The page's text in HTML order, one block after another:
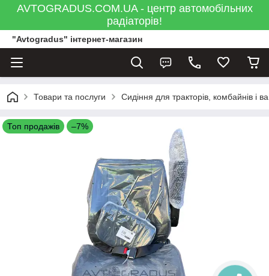
AVTOGRADUS.COM.UA - центр автомобільних
радіаторів!
"Avtogradus" інтернет-магазин
Товари та послуги Сидіння для тракторів, комбайнів і
Топ продажів –7%